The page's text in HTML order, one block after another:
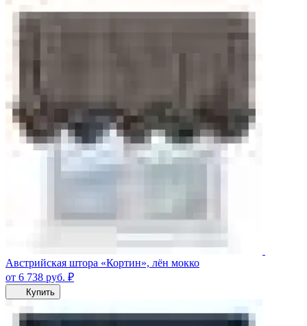
Австрийская штора «Кортин», лён мокко
от 6 738 руб. ₽
Купить